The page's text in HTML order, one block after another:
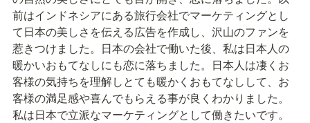
前はインドネシアにある旅行会社でマーケティングとし
て日本の美しさを伝える広告を作成し、沢山のファンを
惹きつけました。日本の会社で働いた後、私は日本人の
暖かいおもてなしにも恋に落ちました。日本人は凄くお
客様の気持ちを理解しとても暖かくおもてなしして、お
客様の満足感や喜んでもらえる事が良くわかりました。
私は日本で立派なマーケティングとして働きたいです。